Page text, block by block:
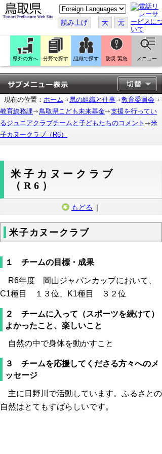
こ
の
ペ
ー
ジ
翻
訳
す
る
読み上げ 大 元
県外の方へ 分野で探す 組織で探す 防災 緊急 メニュー
現在の位置： ホーム 県の組織と仕事
教育委員会
教育総務課
鳥取県こども未来基金
支援を行ってい
るジュニアクラブチームと子どもたちのコメント
米
子カヌークラブ（R6）
米子カヌークラブ
（R6）
もどる ｜
米子カヌークラブ
１ チームの目標・成果
R6年度 岡山ジャパンカップにおいて、
C1種目 １３位、K1種目 ３２位
２ チームに入って（スポーツを続けて）
よかったこと、楽しいこと
自然の中で身体を動かすこと
３ チームを応援してくださる方々へのメ
ッセージ
主に日野川で活動しています。ふるさとの
自然はとてもすばらしいです。